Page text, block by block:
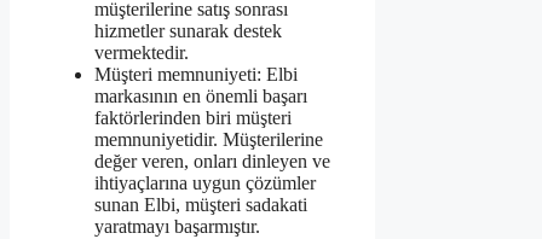
müşterilerine satış sonrası
hizmetler sunarak destek
vermektedir.
Müşteri memnuniyeti: Elbi
markasının en önemli başarı
faktörlerinden biri müşteri
memnuniyetidir. Müşterilerine
değer veren, onları dinleyen ve
ihtiyaçlarına uygun çözümler
sunan Elbi, müşteri sadakati
yaratmayı başarmıştır.